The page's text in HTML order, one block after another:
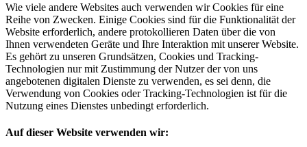
Wie viele andere Websites auch verwenden wir Cookies für eine
Reihe von Zwecken. Einige Cookies sind für die Funktionalität der
Website erforderlich, andere protokollieren Daten über die von
Ihnen verwendeten Geräte und Ihre Interaktion mit unserer Website.
Es gehört zu unseren Grundsätzen, Cookies und Tracking-
Technologien nur mit Zustimmung der Nutzer der von uns
angebotenen digitalen Dienste zu verwenden, es sei denn, die
Verwendung von Cookies oder Tracking-Technologien ist für die
Nutzung eines Dienstes unbedingt erforderlich.
Auf dieser Website verwenden wir: